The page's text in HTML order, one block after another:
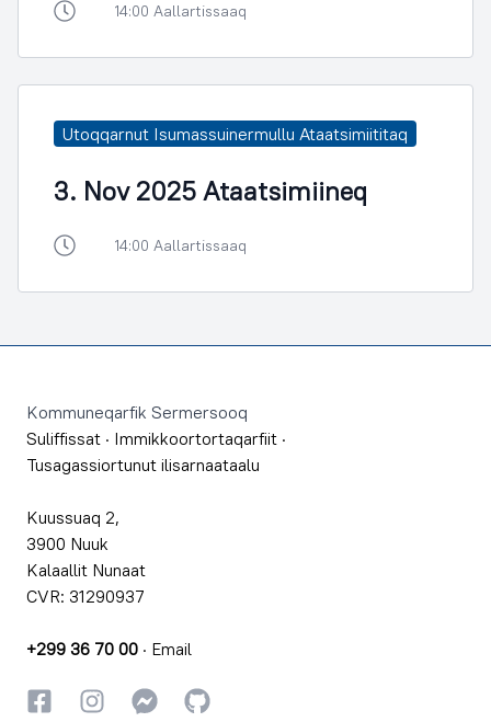
14:00 Aallartissaaq
Utoqqarnut Isumassuinermullu Ataatsimiititaq
3. Nov 2025 Ataatsimiineq
14:00 Aallartissaaq
Kommuneqarfik Sermersooq
Suliffissat · Immikkoortortaqarfiit ·
Tusagassiortunut ilisarnaataalu
Kuussuaq 2,
3900 Nuuk
Kalaallit Nunaat
CVR: 31290937
+299 36 70 00 · Email
FacebookkiInstagrammiInstagrammi
GitHub